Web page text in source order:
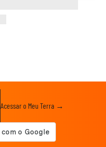
Acessar o Meu Terra →